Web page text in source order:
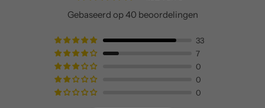
Gebaseerd op 40 beoordelingen
33
7
0
0
0